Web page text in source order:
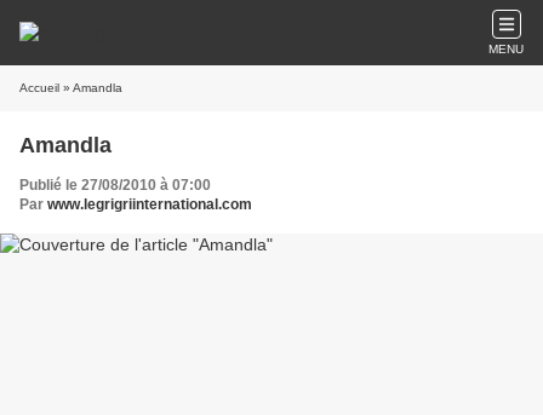
MENU
Accueil » Amandla
Amandla
Publié le 27/08/2010 à 07:00
Par www.legrigriinternational.com